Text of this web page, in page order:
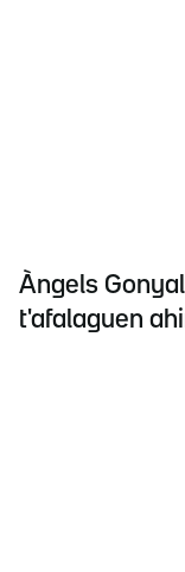
Àngels
t'afalaguen